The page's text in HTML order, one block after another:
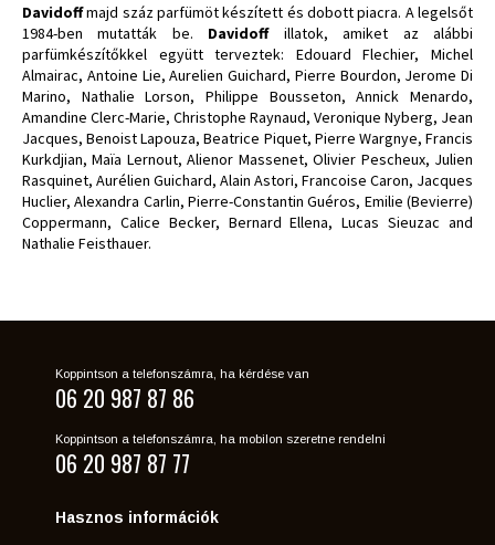
Davidoffmajd száz parfümöt készített és dobott piacra. A legelsőt
1984-ben mutatták be. Davidoffillatok, amiket az alábbi
parfümkészítőkkel együtt terveztek: Edouard Flechier, Michel
Almairac, Antoine Lie, Aurelien Guichard, Pierre Bourdon, Jerome Di
Marino, Nathalie Lorson, Philippe Bousseton, Annick Menardo,
Amandine Clerc-Marie, Christophe Raynaud, Veronique Nyberg, Jean
Jacques, Benoist Lapouza, Beatrice Piquet, Pierre Wargnye, Francis
Kurkdjian, Maïa Lernout, Alienor Massenet, Olivier Pescheux, Julien
Rasquinet, Aurélien Guichard, Alain Astori, Francoise Caron, Jacques
Huclier, Alexandra Carlin, Pierre-Constantin Guéros, Emilie (Bevierre)
Coppermann, Calice Becker, Bernard Ellena, Lucas Sieuzac and
Nathalie Feisthauer.
Koppintson a telefonszámra, ha kérdése van
06 20 987 87 86
Koppintson a telefonszámra, ha mobilon szeretne rendelni
06 20 987 87 77
Hasznos információk